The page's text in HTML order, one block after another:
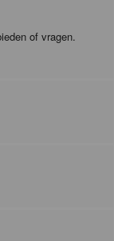
of vragen.